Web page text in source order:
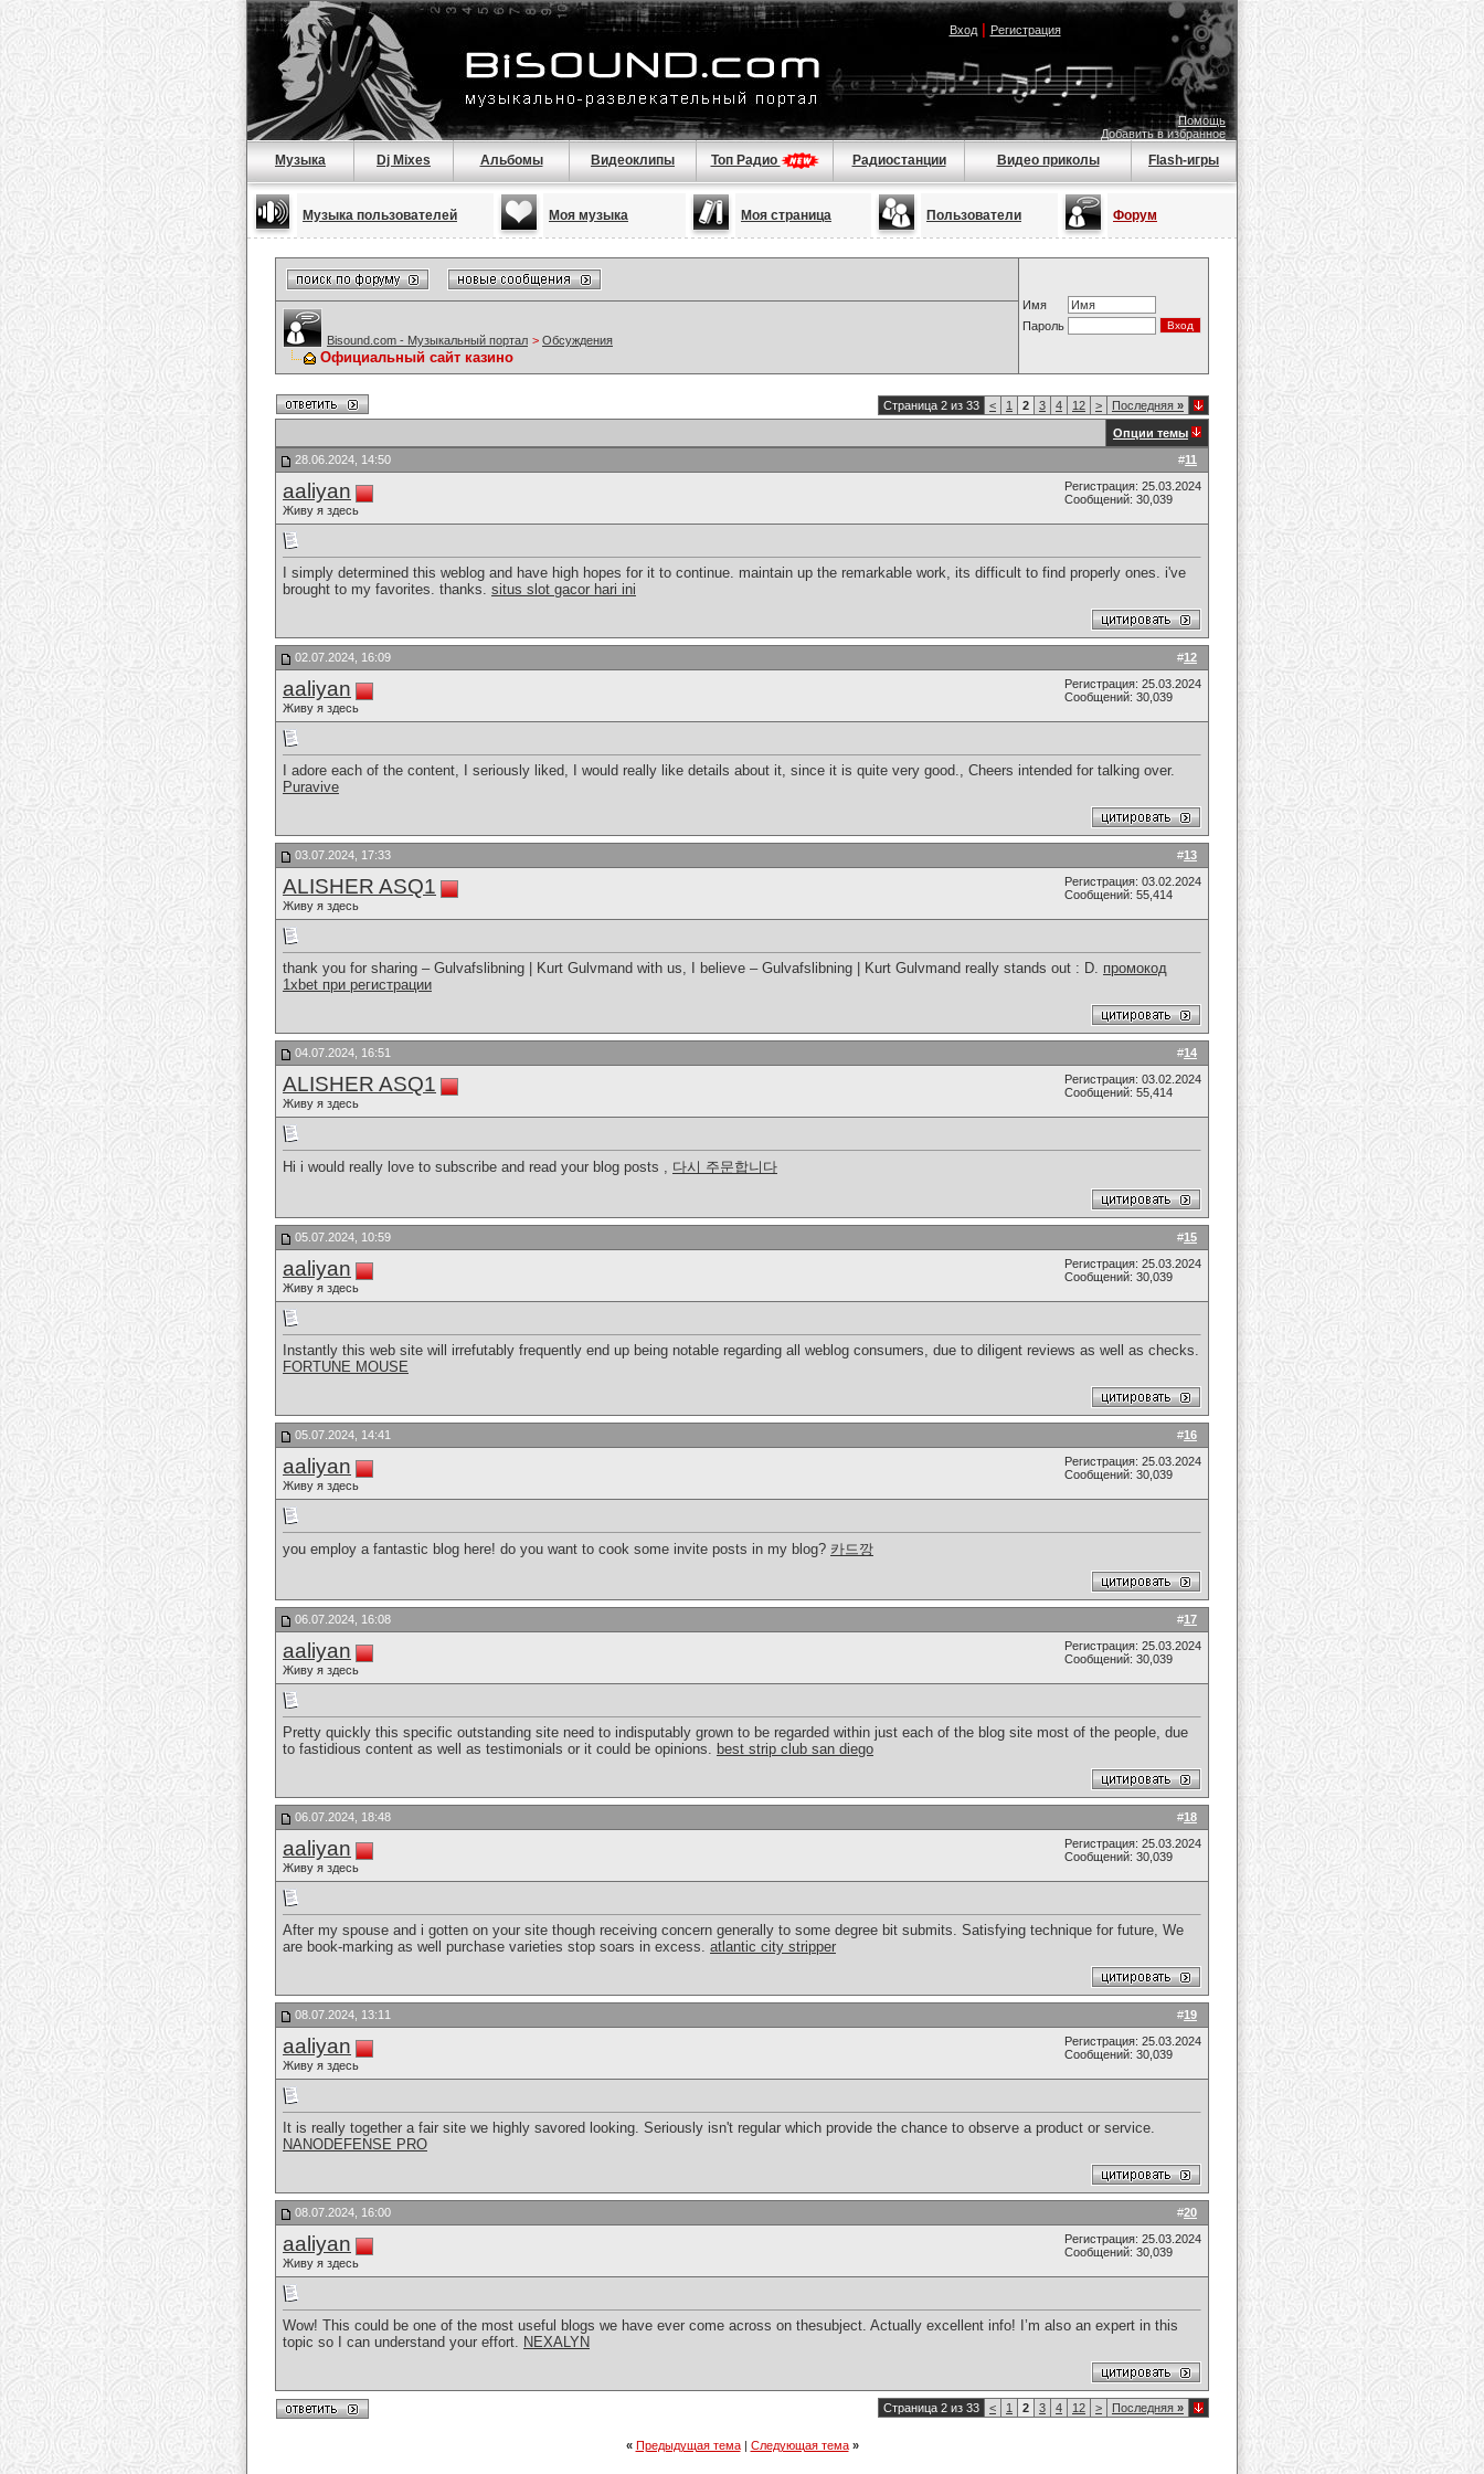
Вход| Регистрация
Помощь
Добавить в избранное
Музыка Dj Mixes Альбомы Видеоклипы Топ Радио Радиостанции Видео приколы Flash-игры
Музыка пользователей Моя музыка Моя страница Пользователи Форум
Имя
Пароль
Bisound.com - Музыкальный портал > Обсуждения
Официальный сайт казино
Страница 2 из 33 < 1 2 3 4 12 > Последняя »
Опции темы
#11
28.06.2024, 14:50
aaliyan
Живу я здесь
Регистрация: 25.03.2024
Сообщений: 30,039
I simply determined this weblog and have high hopes for it to continue. maintain up the remarkable work, its difficult to find properly ones. i've
brought to my favorites. thanks. situs slot gacor hari ini
#12
02.07.2024, 16:09
aaliyan
Живу я здесь
Регистрация: 25.03.2024
Сообщений: 30,039
I adore each of the content, I seriously liked, I would really like details about it, since it is quite very good., Cheers intended for talking over.
Puravive
#13
03.07.2024, 17:33
ALISHER ASQ1
Живу я здесь
Регистрация: 03.02.2024
Сообщений: 55,414
thank you for sharing – Gulvafslibning | Kurt Gulvmand with us, I believe – Gulvafslibning | Kurt Gulvmand really stands out : D. промокод
1xbet при регистрации
#14
04.07.2024, 16:51
ALISHER ASQ1
Живу я здесь
Регистрация: 03.02.2024
Сообщений: 55,414
Hi i would really love to subscribe and read your blog posts , 다시 주문합니다
#15
05.07.2024, 10:59
aaliyan
Живу я здесь
Регистрация: 25.03.2024
Сообщений: 30,039
Instantly this web site will irrefutably frequently end up being notable regarding all weblog consumers, due to diligent reviews as well as checks.
FORTUNE MOUSE
#16
05.07.2024, 14:41
aaliyan
Живу я здесь
Регистрация: 25.03.2024
Сообщений: 30,039
you employ a fantastic blog here! do you want to cook some invite posts in my blog? 카드깡
#17
06.07.2024, 16:08
aaliyan
Живу я здесь
Регистрация: 25.03.2024
Сообщений: 30,039
Pretty quickly this specific outstanding site need to indisputably grown to be regarded within just each of the blog site most of the people, due
to fastidious content as well as testimonials or it could be opinions. best strip club san diego
#18
06.07.2024, 18:48
aaliyan
Живу я здесь
Регистрация: 25.03.2024
Сообщений: 30,039
After my spouse and i gotten on your site though receiving concern generally to some degree bit submits. Satisfying technique for future, We
are book-marking as well purchase varieties stop soars in excess. atlantic city stripper
#19
08.07.2024, 13:11
aaliyan
Живу я здесь
Регистрация: 25.03.2024
Сообщений: 30,039
It is really together a fair site we highly savored looking. Seriously isn't regular which provide the chance to observe a product or service.
NANODEFENSE PRO
#20
08.07.2024, 16:00
aaliyan
Живу я здесь
Регистрация: 25.03.2024
Сообщений: 30,039
Wow! This could be one of the most useful blogs we have ever come across on thesubject. Actually excellent info! I’m also an expert in this
topic so I can understand your effort. NEXALYN
Страница 2 из 33 < 1 2 3 4 12 > Последняя »
« Предыдущая тема| Следующая тема »